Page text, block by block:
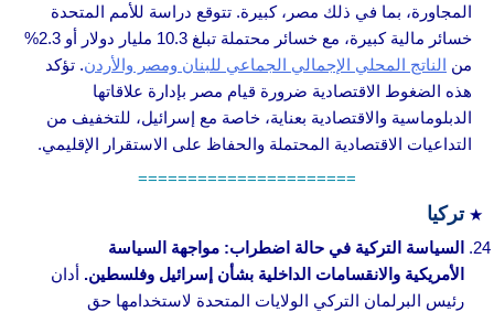
المجاورة، بما في ذلك مصر، كبيرة. تتوقع دراسة للأمم المتحدة
خسائر مالية كبيرة، مع خسائر محتملة تبلغ 10.3 مليار دولار أو 2.3%
من الناتج المحلي الإجمالي الجماعي للبنان ومصر والأردن. تؤكد
هذه الضغوط الاقتصادية ضرورة قيام مصر بإدارة علاقاتها
الدبلوماسية والاقتصادية بعناية، خاصة مع إسرائيل، للتخفيف من
التداعيات الاقتصادية المحتملة والحفاظ على الاستقرار الإقليمي.
======================
تركيا
السياسة التركية في حالة اضطراب: مواجهة السياسة
الأمريكية والانقسامات الداخلية بشأن إسرائيل وفلسطين. أدان
رئيس البرلمان التركي الولايات المتحدة لاستخدامها حق